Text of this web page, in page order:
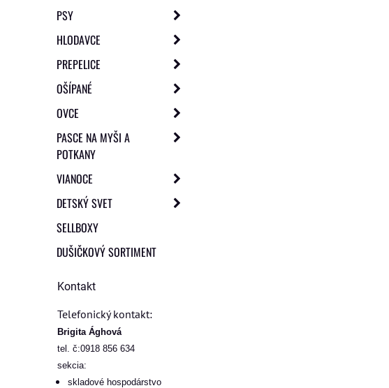
PSY
HLODAVCE
PREPELICE
OŠÍPANÉ
OVCE
PASCE NA MYŠI A
POTKANY
VIANOCE
DETSKÝ SVET
SELLBOXY
DUŠIČKOVÝ SORTIMENT
Kontakt
Telefonický kontakt:
Brigita Ághová
tel. č:0918 856 634
sekcia:
skladové hospodárstvo